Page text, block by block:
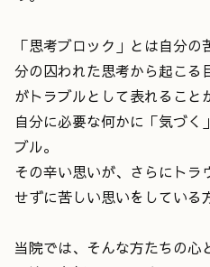
「思考ブロック」とは自分
分の囚われた思考から起こる
がトラブルとして表れること
自分に必要な何かに「気づく
ブル。
その辛い思いが、さらにト
せずに苦しい思いをしている
当院では、そんな方たちの心